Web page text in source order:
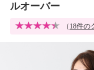
ルオーバー
（ 18件の